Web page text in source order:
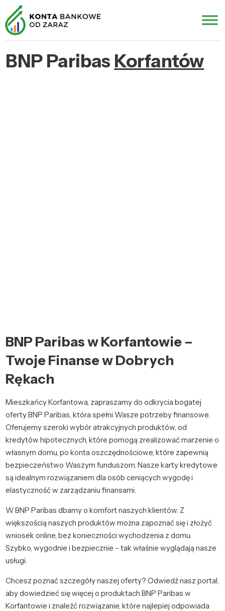
BNP Paribas Korfantów
BNP Paribas w Korfantowie –
Twoje Finanse w Dobrych
Rękach
Mieszkańcy Korfantowa, zapraszamy do odkrycia bogatej
oferty BNP Paribas, która spełni Wasze potrzeby finansowe.
Oferujemy szeroki wybór atrakcyjnych produktów, od
kredytów hipotecznych, które pomogą zrealizować marzenie o
własnym domu, po konta oszczędnościowe, które zapewnią
bezpieczeństwo Waszym funduszom. Nasze karty kredytowe
są idealnym rozwiązaniem dla osób ceniących wygodę i
elastyczność w zarządzaniu finansami.
W BNP Paribas dbamy o komfort naszych klientów. Z
większością naszych produktów można zapoznać się i złożyć
wniosek online, bez konieczności wychodzenia z domu.
Szybko, wygodnie i bezpiecznie – tak właśnie wyglądają nasze
usługi.
Chcesz poznać szczegóły naszej oferty? Odwiedź nasz portal,
aby dowiedzieć się więcej o produktach BNP Paribas w
Korfantowie i znaleźć rozwiązanie, które najlepiej odpowiada